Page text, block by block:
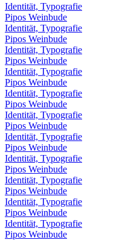
Identität, Typografie
Pipos Weinbude
Identität, Typografie
Pipos Weinbude
Identität, Typografie
Pipos Weinbude
Identität, Typografie
Pipos Weinbude
Identität, Typografie
Pipos Weinbude
Identität, Typografie
Pipos Weinbude
Identität, Typografie
Pipos Weinbude
Identität, Typografie
Pipos Weinbude
Identität, Typografie
Pipos Weinbude
Identität, Typografie
Pipos Weinbude
Identität, Typografie
Pipos Weinbude